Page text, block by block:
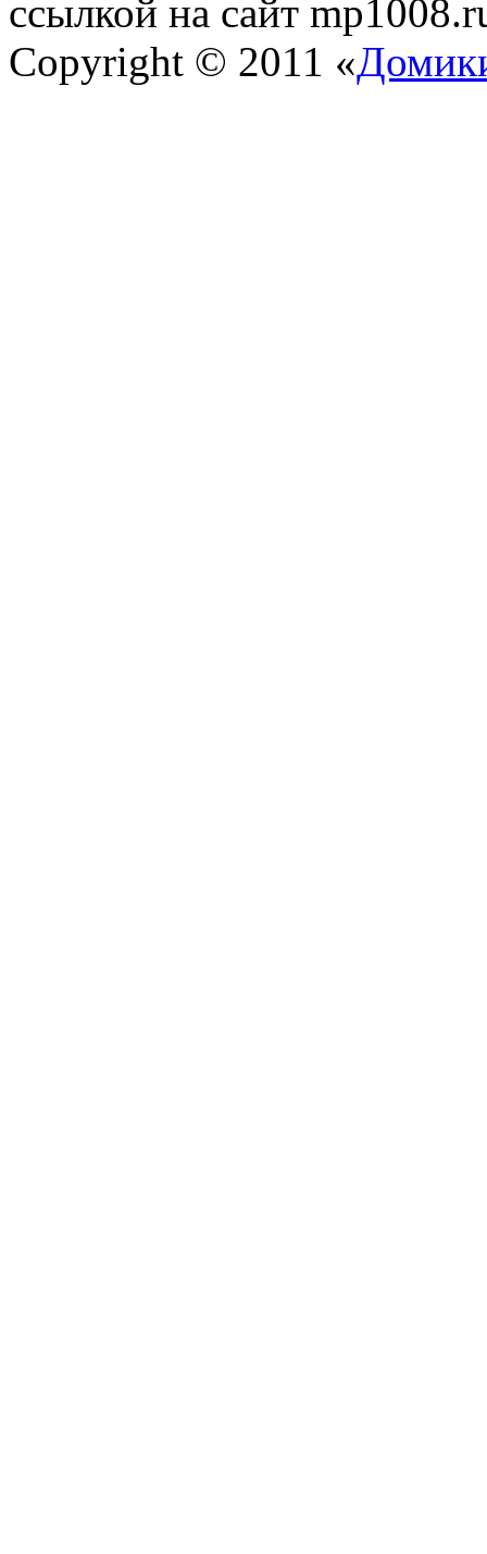
ссылкой на сайт
Copyright © 2011 «